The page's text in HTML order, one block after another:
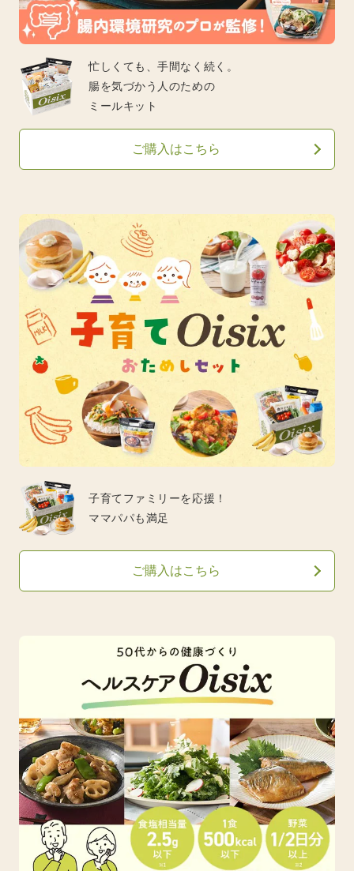
忙しくても、手間なく続く。
腸を気づかう人のための
ミールキット
ご購入はこちら
子育てファミリーを応援！
ママパパも満足
ご購入はこちら